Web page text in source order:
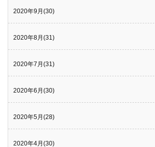
2020年9月(30)
2020年8月(31)
2020年7月(31)
2020年6月(30)
2020年5月(28)
2020年4月(30)